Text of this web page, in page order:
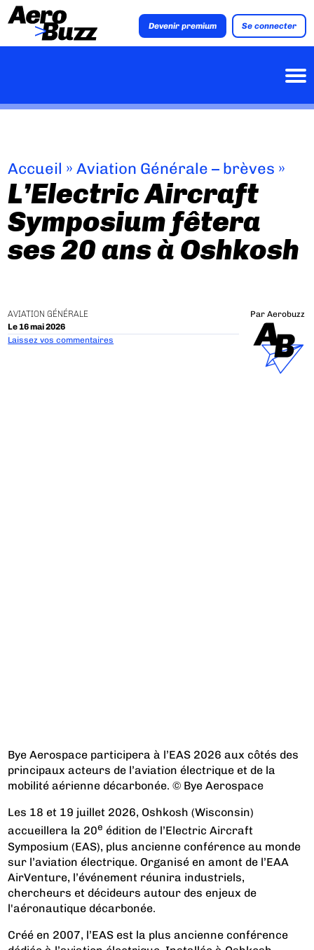
Devenir premium Se connecter
Accueil »Aviation Générale – brèves »
L’Electric Aircraft
Symposium fêtera
ses 20 ans à Oshkosh
AVIATION GÉNÉRALE
Le 16 mai 2026
Par Aerobuzz
Laissez vos commentaires
Bye Aerospace participera à l’EAS 2026 aux côtés des
principaux acteurs de l’aviation électrique et de la
mobilité aérienne décarbonée. © Bye Aerospace
Les 18 et 19 juillet 2026, Oshkosh (Wisconsin)
accueillera la 20e édition de l’Electric Aircraft
Symposium (EAS), plus ancienne conférence au monde
sur l’aviation électrique. Organisé en amont de l’EAA
AirVenture, l’événement réunira industriels,
chercheurs et décideurs autour des enjeux de
l'aéronautique décarbonée.
Créé en 2007, l’EAS est la plus ancienne conférence